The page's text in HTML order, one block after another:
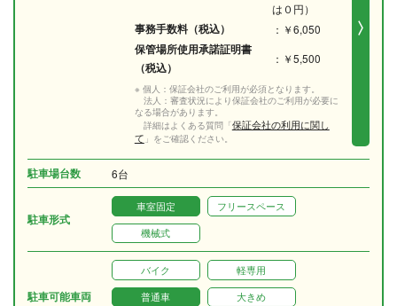
は０円）
事務手数料（税込）
：￥6,050
保管場所使用承諾証明書
（税込）
：￥5,500
※ 個人：保証会社のご利用が必須となります。
法人：審査状況により保証会社のご利用が必要に
なる場合があります。
詳細はよくある質問「保証会社の利用に関し
て 」をご確認ください。
駐車場台数 6台
駐車形式
車室固定 フリースペース
機械式
駐車可能車両
バイク 軽専用
普通車 大きめ